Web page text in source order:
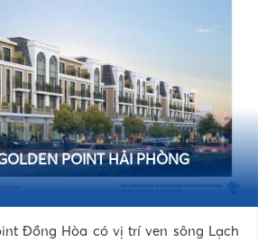
POINT HẢI PHÒNG
Đồng Hòa có vị trí ven sông Lạch